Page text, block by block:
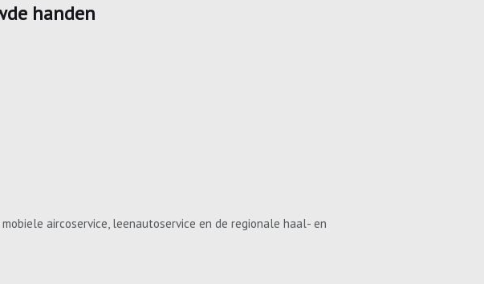
handen
aircoservice, leenautoservice en de regionale haal- en